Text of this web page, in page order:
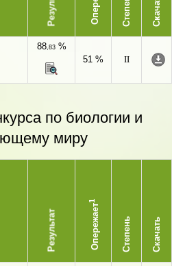
Степень Скачать
88,83%
51 %
II
по биологии и
миру
Результат Опережает
1
Степень Скачать